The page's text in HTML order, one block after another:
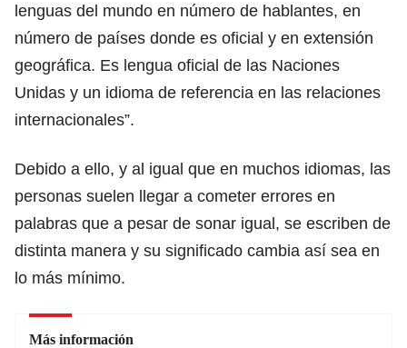
lenguas del mundo en número de hablantes, en
número de países donde es oficial y en extensión
geográfica. Es lengua oficial de las Naciones
Unidas y un idioma de referencia en las relaciones
internacionales”.
Debido a ello, y al igual que en muchos idiomas, las
personas suelen llegar a cometer errores en
palabras que a pesar de sonar igual, se escriben de
distinta manera y su significado cambia así sea en
lo más mínimo.
Más información